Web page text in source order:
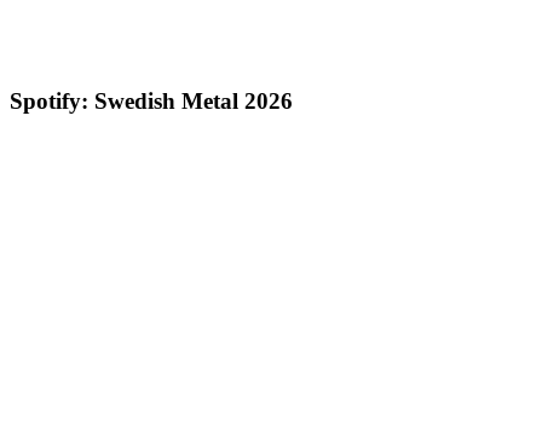
Spotify: Swedish Metal 2026